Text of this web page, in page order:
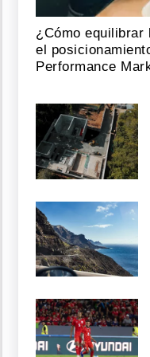
"Diddy"
Combs
Agosto
03,
Ariana
Grande
anuncia
su
retiro
temporal
tras
críticas
por
delgadez
Agosto
03,
¿Cómo
el
Performance